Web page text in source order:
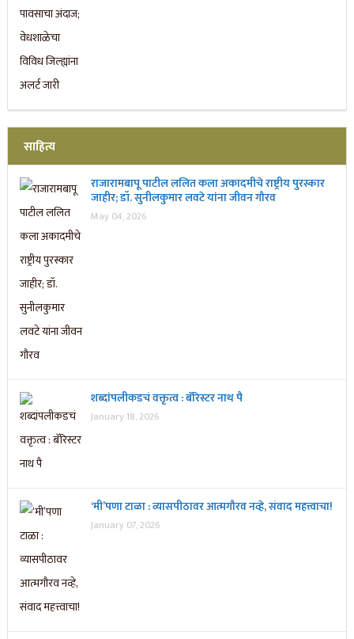
साहित्य
राजारामबापू पाटील ललित कला अकादमीचे राष्ट्रीय पुरस्कार
जाहीर; डॉ. सुनीलकुमार लवटे यांना जीवन गौरव
May 04, 2026
शब्दांपलीकडचं वक्तृत्व : बॅरिस्टर नाथ पै
January 18, 2026
‘मी’पणा टाळा : व्यासपीठावर आत्मगौरव नव्हे, संवाद महत्त्वाचा!
January 07, 2026